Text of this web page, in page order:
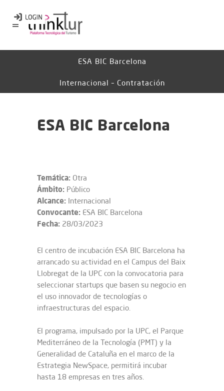
ESA BIC Barcelona
Internacional – Contratación
ESA BIC Barcelona
Temática: Otra
Ámbito: Público
Alcance: Internacional
Convocante: ESA BIC Barcelona
Fecha: 28/03/2023
El centro de incubación ESA BIC Barcelona ha
arrancado su actividad en el Campus del Baix
Llobregat de la UPC con la convocatoria para
seleccionar startups que basen su negocio en
el uso innovador de tecnologías o
infraestructuras del espacio.
El programa, impulsado por la UPC, el Parque
Mediterráneo de la Tecnología (PMT) y la
Generalidad de Cataluña en el marco de la
Estrategia NewSpace, permitirá incubar
hasta 18 empresas en tres años.